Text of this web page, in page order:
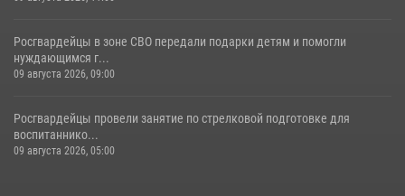
Росгвардейцы в зоне СВО передали подарки детям и помогли
нуждающимся г...
09 августа 2026, 09:00
Росгвардейцы провели занятие по стрелковой подготовке для
воспитаннико...
09 августа 2026, 05:00